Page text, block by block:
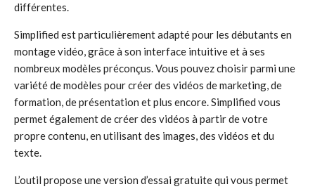
différentes.
Simplified est particulièrement adapté pour les débutants en
montage vidéo, grâce à son interface intuitive et à ses
nombreux modèles préconçus. Vous pouvez choisir parmi une
variété de modèles pour créer des vidéos de marketing, de
formation, de présentation et plus encore. Simplified vous
permet également de créer des vidéos à partir de votre
propre contenu, en utilisant des images, des vidéos et du
texte.
L’outil propose une version d’essai gratuite qui vous permet